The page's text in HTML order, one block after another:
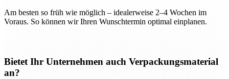
Am besten so früh wie möglich – idealerweise 2–4 Wochen im
Voraus. So können wir Ihren Wunschtermin optimal einplanen.
Bietet Ihr Unternehmen auch Verpackungsmaterial
an?